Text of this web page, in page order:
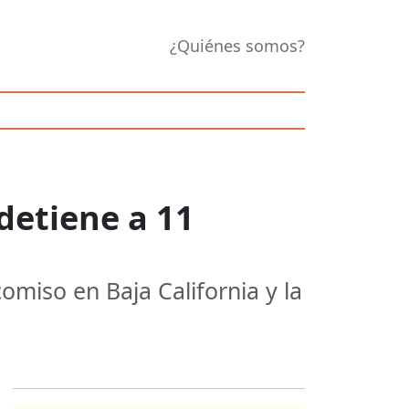
¿Quiénes somos?
a 11
en Baja California y la